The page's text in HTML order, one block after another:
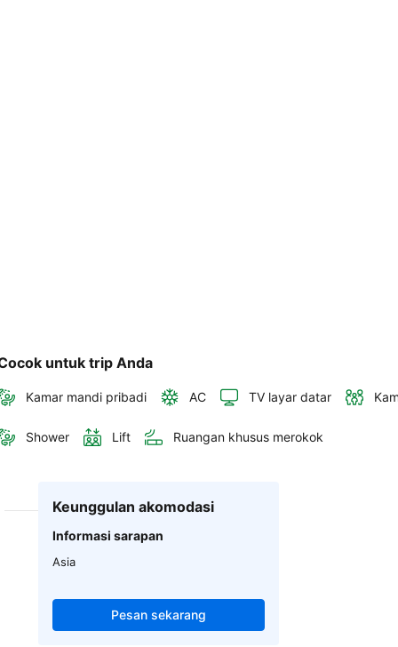
untuk trip Anda
Kamar mandi pribadi AC TV layar datar
Shower Lift Ruangan khusus merokok
Keunggulan akomodasi
Informasi sarapan
Asia
Pesan sekarang